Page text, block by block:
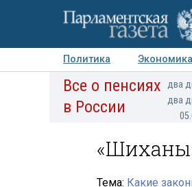
Политика Экономика
Авторы Персоны
Все о пенсиях
в России
два
два
Тема: Какие